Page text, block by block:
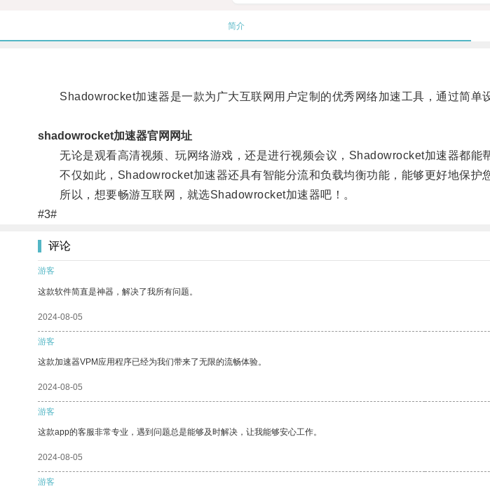
简介
Shadowrocket加速器是一款为广大互联网用户定制的优秀网络加速工具，通过简单
shadowrocket加速器官网网址
无论是观看高清视频、玩网络游戏，还是进行视频会议，Shadowrocket加速器都能
不仅如此，Shadowrocket加速器还具有智能分流和负载均衡功能，能够更好地保护您
所以，想要畅游互联网，就选Shadowrocket加速器吧！。
#3#
评论
游客
这款软件简直是神器，解决了我所有问题。
2024-08-05
游客
这款加速器VPM应用程序已经为我们带来了无限的流畅体验。
2024-08-05
游客
这款app的客服非常专业，遇到问题总是能够及时解决，让我能够安心工作。
2024-08-05
游客